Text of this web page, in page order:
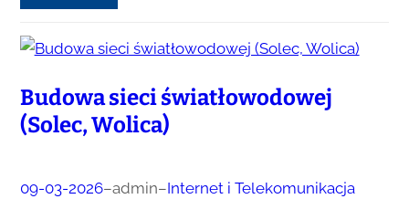
Budowa sieci światłowodowej
(Solec, Wolica)
09-03-2026–admin–Internet i Telekomunikacja